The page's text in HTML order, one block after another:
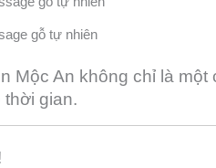
gỗ tự nhiên
Mộc An không chỉ là
thời gian.